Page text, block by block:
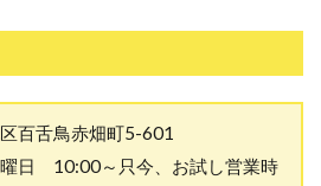
百舌鳥赤畑町5-601
曜日 10:00～只今、お試し営業時